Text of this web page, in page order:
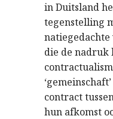
in Duitsland
tegenstelling
natiegedachte
die de nadruk
contract
hun afkomst